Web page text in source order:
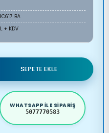
BA
+ KDV
SEPETE EKLE
WHATSAPP ILE SIPARIŞ
5077770583